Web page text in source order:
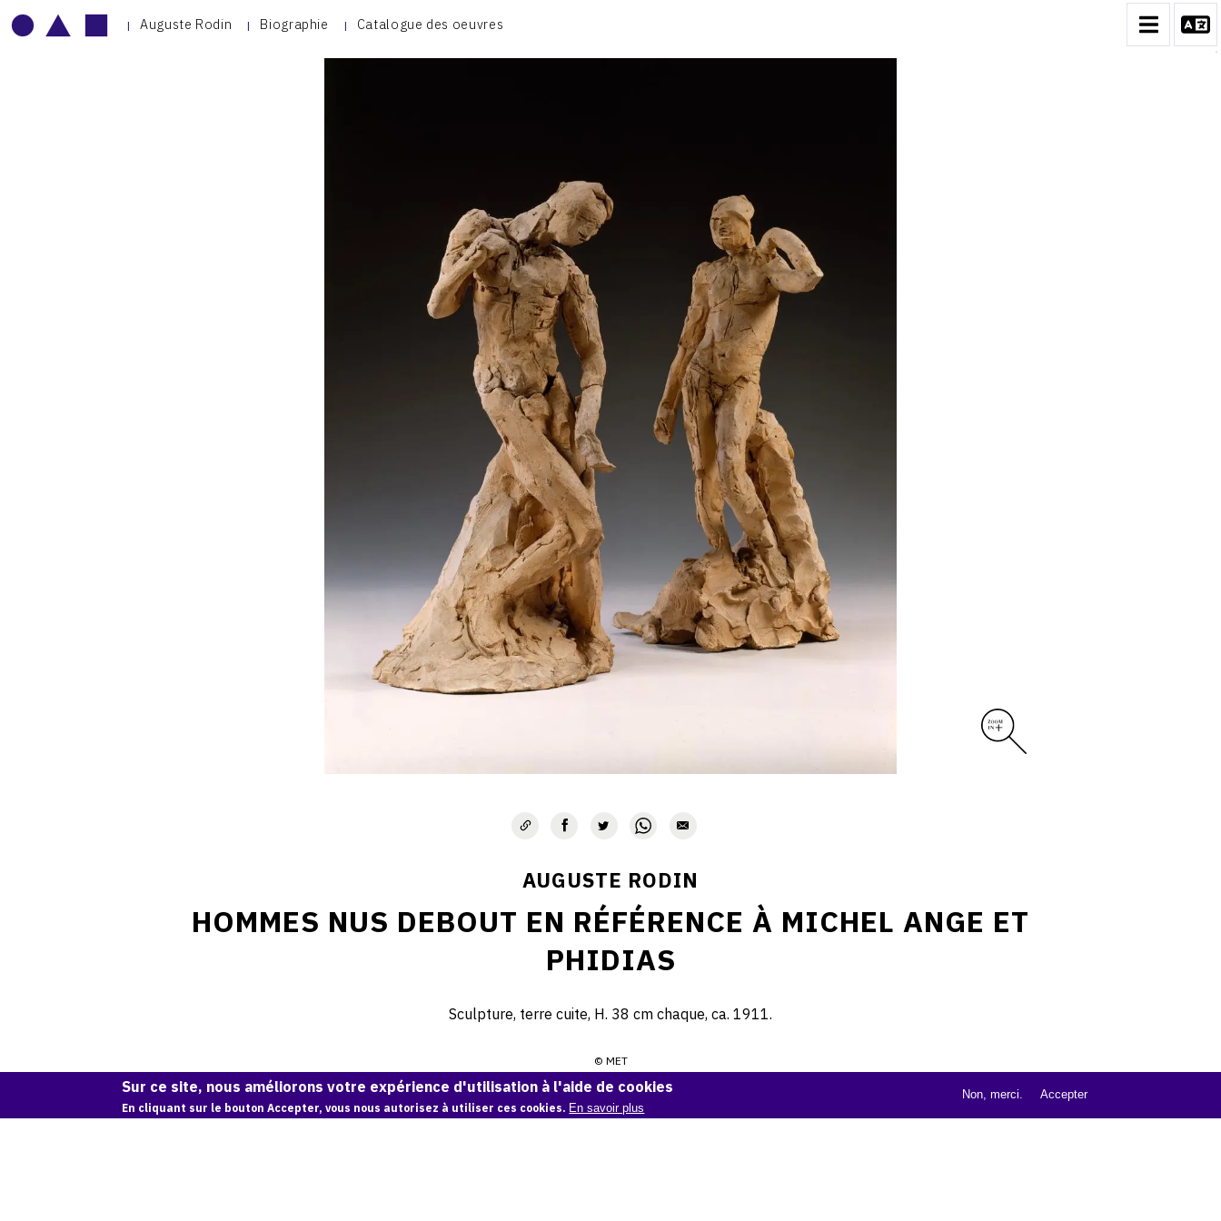
Auguste Rodin Biographie Catalogue des oeuvres
AUGUSTE RODIN
HOMMES NUS DEBOUT EN RÉFÉRENCE À MICHEL ANGE ET
PHIDIAS
Sculpture, terre cuite, H. 38 cm chaque, ca. 1911.
© MET
Demande d'information
Sur ce site, nous améliorons votre expérience d'utilisation à l'aide de cookies
En cliquant sur le bouton Accepter, vous nous autorisez à utiliser ces cookies. En savoir plus
Non, merci. Accepter